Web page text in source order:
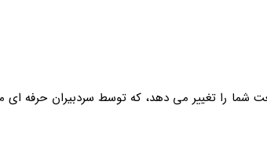
شما را تغییر می دهد، که توسط سردبیران